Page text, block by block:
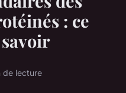
: ce
de lecture